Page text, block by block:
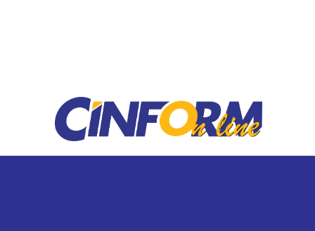
Classificados